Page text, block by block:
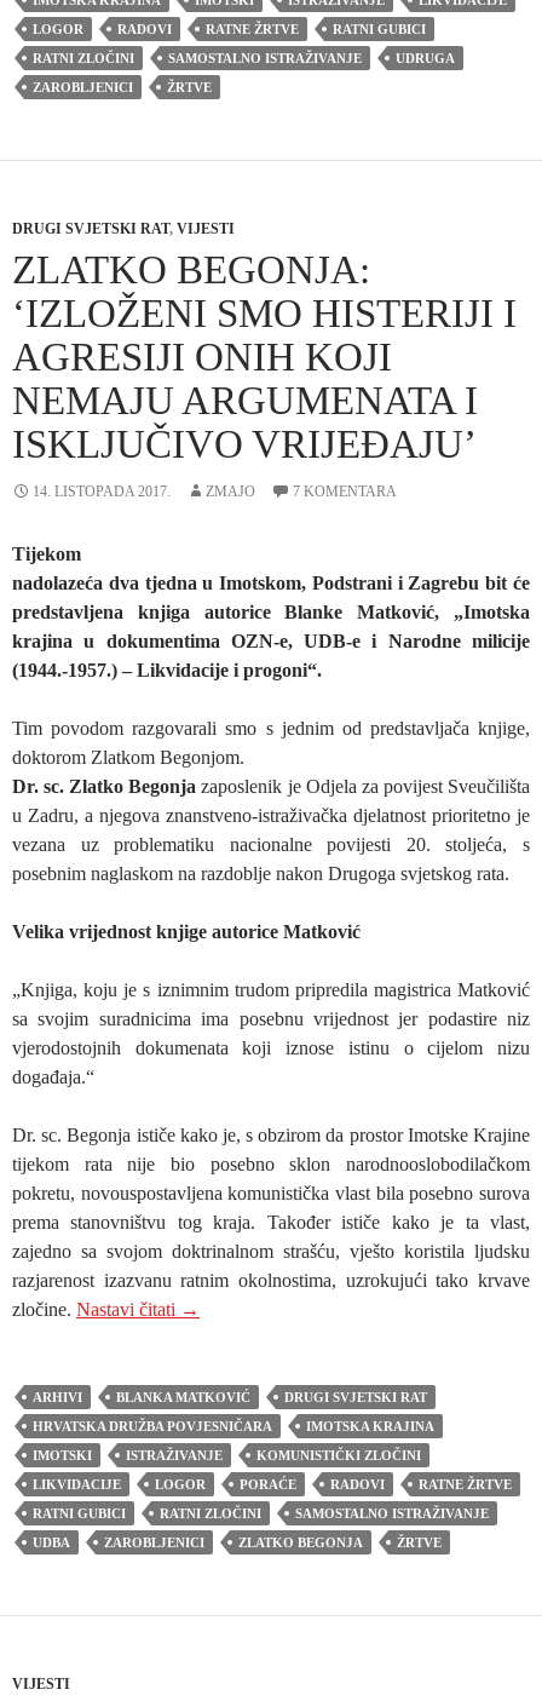
LOGOR
RADOVI RATNE ŽRTVE
RATNI GUBICI
RATNI ZLOČINI
SAMOSTALNO ISTRAŽIVANJE
UDRUGA
ZAROBLJENICI
ŽRTVE
DRUGI SVJETSKI RAT, VIJESTI
ZLATKO BEGONJA:
‘IZLOŽENI SMO HISTERIJI I
AGRESIJI ONIH KOJI
NEMAJU ARGUMENATA I
ISKLJUČIVO VRIJEĐAJU’
14. LISTOPADA 2017. ZMAJO 7 KOMENTARA
Tijekom
nadolazeća dva tjedna u Imotskom, Podstrani i Zagrebu bit će
predstavljena knjiga autorice Blanke Matković, „Imotska
krajina u dokumentima OZN-e, UDB-e i Narodne milicije
(1944.-1957.) – Likvidacije i progoni“.
Tim povodom razgovarali smo s jednim od predstavljača knjige,
doktorom Zlatkom Begonjom.
Dr. sc. Zlatko Begonja zaposlenik je Odjela za povijest Sveučilišta
u Zadru, a njegova znanstveno-istraživačka djelatnost prioritetno je
vezana uz problematiku nacionalne povijesti 20. stoljeća, s
posebnim naglaskom na razdoblje nakon Drugoga svjetskog rata.
Velika vrijednost knjige autorice Matković
„Knjiga, koju je s iznimnim trudom pripredila magistrica Matković
sa svojim suradnicima ima posebnu vrijednost jer podastire niz
vjerodostojnih dokumenata koji iznose istinu o cijelom nizu
događaja.“
Dr. sc. Begonja ističe kako je, s obzirom da prostor Imotske Krajine
tijekom rata nije bio posebno sklon narodnooslobodilačkom
pokretu, novouspostavljena komunistička vlast bila posebno surova
prema stanovništvu tog kraja. Također ističe kako je ta vlast,
zajedno sa svojom doktrinalnom strašću, vješto koristila ljudsku
razjarenost izazvanu ratnim okolnostima, uzrokujući tako krvave
zločine. Nastavi čitati Zlatko Begonja: ‘Izloženi smo histeriji i
→
ARHIVI BLANKA MATKOVIĆ
DRUGI SVJETSKI RAT
HRVATSKA DRUŽBA POVJESNIČARA
IMOTSKA KRAJINA
IMOTSKI
ISTRAŽIVANJE
KOMUNISTIČKI ZLOČINI
LIKVIDACIJE
LOGOR PORAĆE RADOVI
RATNE ŽRTVE
RATNI GUBICI
RATNI ZLOČINI
SAMOSTALNO ISTRAŽIVANJE
UDBA
ZAROBLJENICI ZLATKO BEGONJA ŽRTVE
VIJESTI